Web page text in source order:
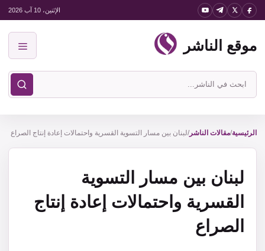
انتقل
المحتوى
الإثنين، 10 آب 2026
موقع الناشر
ابحث
في
الناشر
الرئيسية/مقالات الناشر/لبنان بين مسار التسوية القسرية واحتمالات إعادة إنتاج الصراع
لبنان بين مسار التسوية
القسرية واحتمالات إعادة إنتاج
الصراع